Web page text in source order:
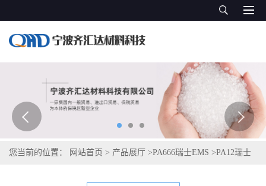
您当前的位置： 网站首页 > 产品展厅 >PA666瑞士EMS >PA12瑞士